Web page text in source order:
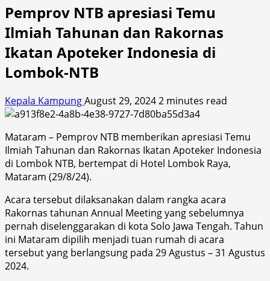
Pemprov NTB apresiasi Temu
Ilmiah Tahunan dan Rakornas
Ikatan Apoteker Indonesia di
Lombok-NTB
Kepala KampungAugust 29, 20242 minutes read
Mataram – Pemprov NTB memberikan apresiasi Temu
Ilmiah Tahunan dan Rakornas Ikatan Apoteker Indonesia
di Lombok NTB, bertempat di Hotel Lombok Raya,
Mataram (29/8/24).
Acara tersebut dilaksanakan dalam rangka acara
Rakornas tahunan Annual Meeting yang sebelumnya
pernah diselenggarakan di kota Solo Jawa Tengah. Tahun
ini Mataram dipilih menjadi tuan rumah di acara
tersebut yang berlangsung pada 29 Agustus – 31 Agustus
2024.